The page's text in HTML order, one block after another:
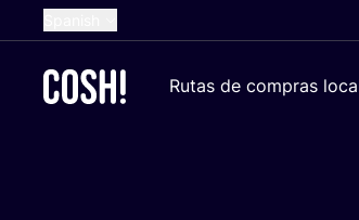
Dutch
Rutas de compras